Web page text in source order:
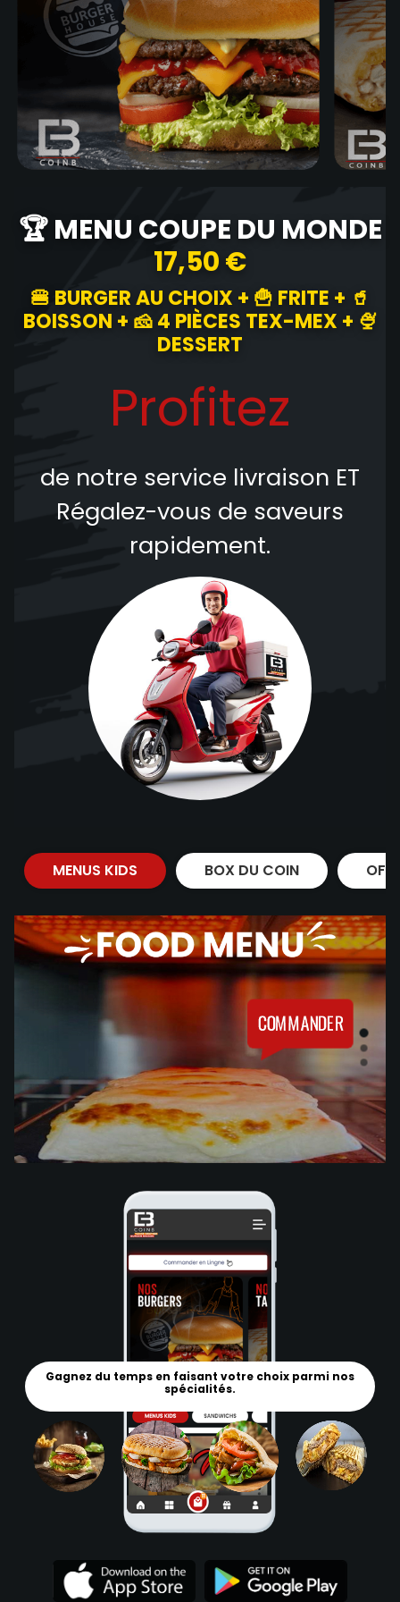
🏆 MENU COUPE DU MONDE
17,50 €
🍔 BURGER AU CHOIX + 🍟 FRITE + 🥤
BOISSON + 🧀 4 PIÈCES TEX-MEX + 🍨
DESSERT
Profitez
de notre service livraison ET
Régalez-vous de saveurs
rapidement.
MENUS KIDS BOX DU COIN
Gagnez du temps en faisant votre choix parmi nos
spécialités.